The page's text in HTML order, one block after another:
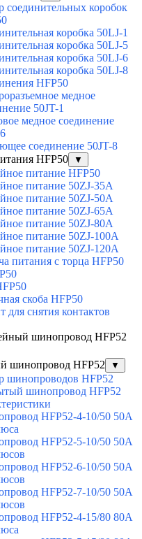
соединительных коробок
коробка 50LJ-1
коробка 50LJ-5
коробка 50LJ-6
коробка 50LJ-8
HFP50
медное
50JT-1
медное соединение
соединение 50JT-8
HFP50
▼
питание HFP50
питание 50ZJ-35A
питание 50ZJ-50A
питание 50ZJ-65A
питание 50ZJ-80A
питание 50ZJ-100A
питание 50ZJ-120A
питания с торца HFP50
скоба HFP50
для снятия контактов
шинопровод HFP52
шинопровод HFP52 ▼
шинопроводов HFP52
шинопровод HFP52
HFP52-4-10/50 50A
HFP52-5-10/50 50А
HFP52-6-10/50 50А
HFP52-7-10/50 50А
HFP52-4-15/80 80A